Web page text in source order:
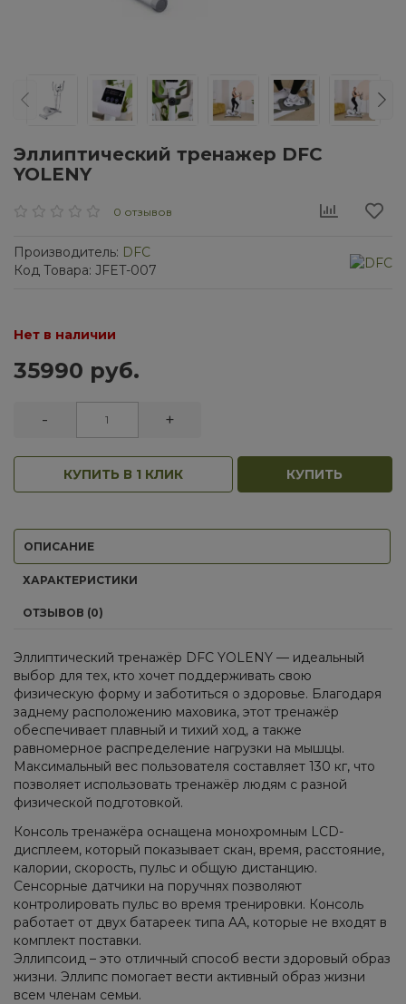
Эллиптический тренажер DFC
YOLENY
0 отзывов
Производитель: DFC
Код Товара: JFET-007
Нет в наличии
35990 руб.
- +
КУПИТЬ В 1 КЛИК КУПИТЬ
ОПИСАНИЕ
ХАРАКТЕРИСТИКИ
ОТЗЫВОВ (0)
Эллиптический тренажёр DFC YOLENY — идеальный
выбор для тех, кто хочет поддерживать свою
физическую форму и заботиться о здоровье. Благодаря
заднему расположению маховика, этот тренажёр
обеспечивает плавный и тихий ход, а также
равномерное распределение нагрузки на мышцы.
Максимальный вес пользователя составляет 130 кг, что
позволяет использовать тренажёр людям с разной
физической подготовкой.
Консоль тренажёра оснащена монохромным LCD-
дисплеем, который показывает скан, время, расстояние,
калории, скорость, пульс и общую дистанцию.
Сенсорные датчики на поручнях позволяют
контролировать пульс во время тренировки. Консоль
работает от двух батареек типа AA, которые не входят в
комплект поставки.
Эллипсоид – это отличный способ вести здоровый образ
жизни. Эллипс помогает вести активный образ жизни
всем членам семьи.